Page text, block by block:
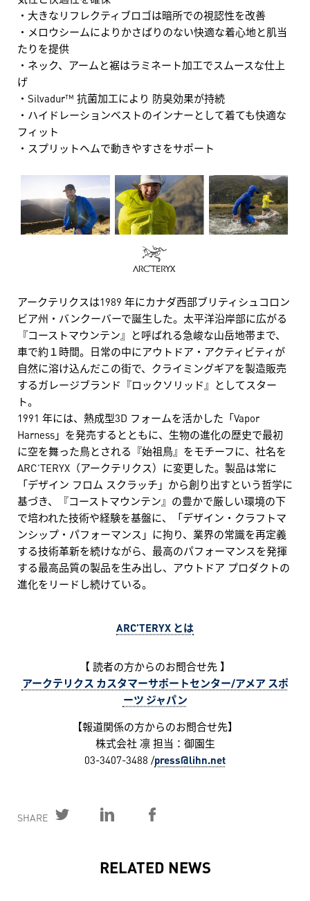
・大きなリフレクティブロゴは暗所での視認性を改善
・メロウシームによりかさばりのない快適な着心地と肌当
たりを提供
・ネック、アームと裾はラミネート加工でスムースな仕上
げ
・Silvadur™ 抗菌加工により 防臭効果が持続
・ハイドレーションベストのインナーとして着ても快適な
フィット
・スプリットヘムで動きやすさをサポート
アークテリクスは1989 年にカナダ西部ブリティシュコロン
ビア州・バンクーバーで誕生した。太平洋沿岸部に広がる
『コーストマウンテン』と呼ばれる急峻な山岳地帯まで、
車で約１時間。日常の中にアウトドア・アクティビティが
自然に溶け込んだこの街で、クライミングギアを製造販売
するガレージブランド『ロックソリッド』としてスター
ト。
1991 年には、熱成型3D フォームを活かした「Vapor
Harness」を発売するとともに、生物の進化の歴史で最初
に空を舞った鳥とされる『始祖鳥』をモチーフに、社名を
ARC’TERYX（アークテリクス）に変更した。製品は常に
「デザイン フロム スクラッチ」から創り出すという哲学に
基づき、『コーストマウンテン』の豊かで厳しい環境の下
で培われた技術や経験を基盤に、「デザイン・クラフトマ
ンシップ・パフォーマンス」に拘り、業界の常識を再定義
する技術革新を続けながら、最高のパフォーマンスを発揮
する最高品質の製品を生み出し、アウトドア プロダクトの
進化をリードし続けている。
ARC’TERYX とは
【 読者の方からのお問合せ先 】
アークテリクス カスタマーサポートセンター/アメア スポ
ーツ ジャパン
【報道関係の方からのお問合せ先】
株式会社 凛 担当：御園生
03-3407-3488 /press@lihn.net
SHARE
RELATED NEWS